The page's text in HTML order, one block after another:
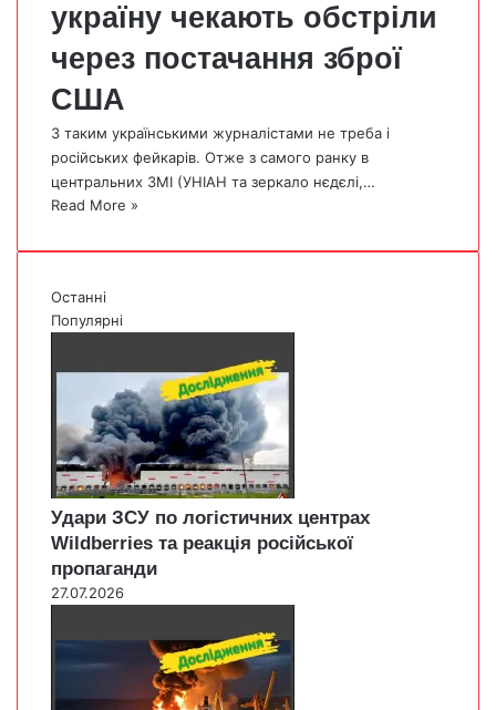
україну чекають обстріли
через постачання зброї
США
З таким українськими журналістами не треба і
російських фейкарів. Отже з самого ранку в
центральних ЗМІ (УНІАН та зеркало нєдєлі,…
Read More »
Останні
Популярні
Удари ЗСУ по логістичних центрах
Wildberries та реакція російської
пропаганди
27.07.2026